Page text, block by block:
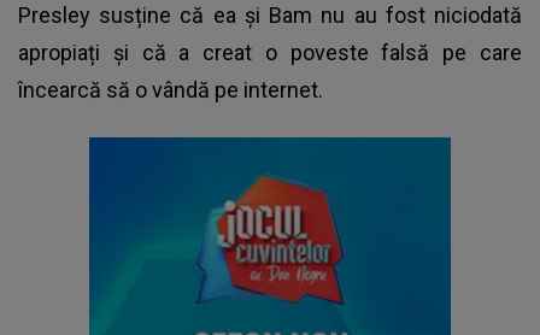
Presley susține că ea și Bam nu au fost niciodată
apropiați și că a creat o poveste falsă pe care
încearcă să o vândă pe internet.